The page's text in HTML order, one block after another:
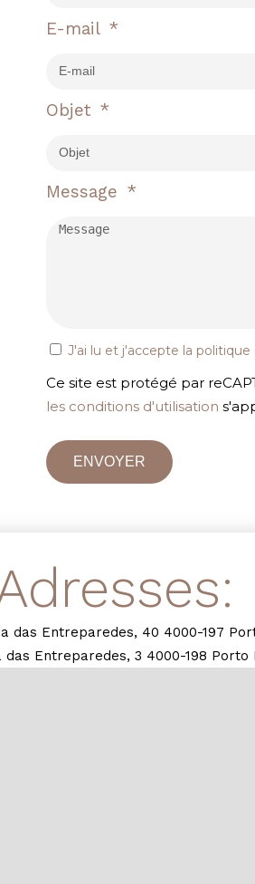
E-mail
Objet
Message
J'ai lu et j'accepte la politique
Ce site est protégé par
les conditions d'utilisation
ENVOYER
das Entreparedes, 40 4000-197
das Entreparedes, 3 4000-198 Porto